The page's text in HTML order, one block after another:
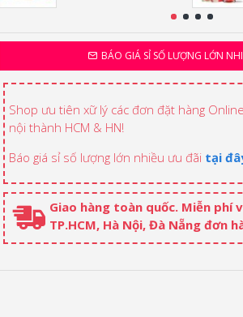
BÁO GIÁ SỈ SỐ LƯỢNG LỚN
Shop ưu tiên xữ lý các đơn đặt hàng
nội thành HCM & HN!
Báo giá sỉ số lượng lớn nhiều ưu đãi tại
Giao hàng toàn quốc. Miễn phí
TP.HCM, Hà Nội, Đà Nẵng đơn